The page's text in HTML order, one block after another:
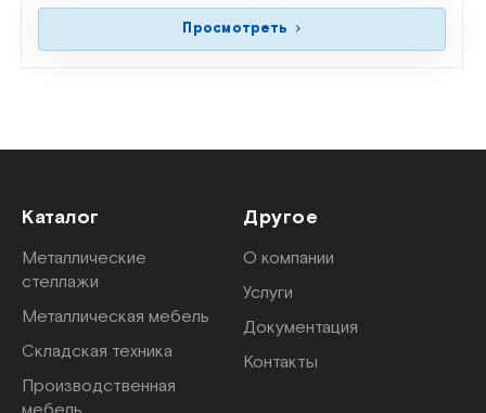
Просмотреть
Каталог
Металлические
стеллажи
Металлическая мебель
Складская техника
Производственная
Другое
О компании
Услуги
Документация
Контакты